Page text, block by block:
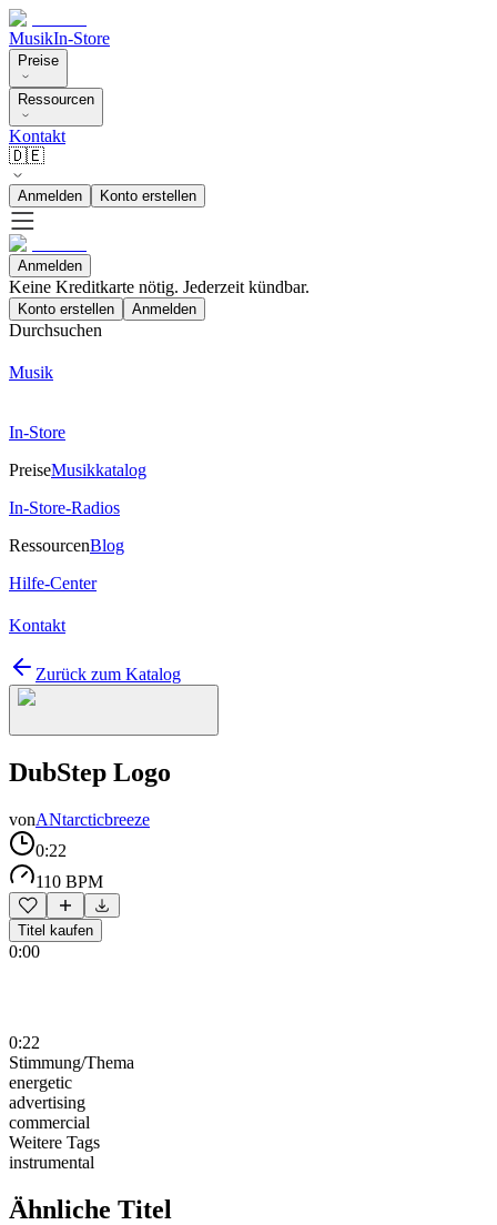
MusikIn-Store
Preise
Ressourcen
Kontakt
🇩🇪
Anmelden Konto erstellen
Anmelden
Keine Kreditkarte nötig. Jederzeit kündbar.
Konto erstellen Anmelden
Durchsuchen
Musik
In-Store
PreiseMusikkatalog
In-Store-Radios
RessourcenBlog
Hilfe-Center
Kontakt
Zurück zum Katalog
DubStep Logo
vonANtarcticbreeze
0:22
110 BPM
Titel kaufen
0:00
0:22
Stimmung/Thema
energetic
advertising
commercial
Weitere Tags
instrumental
Ähnliche Titel